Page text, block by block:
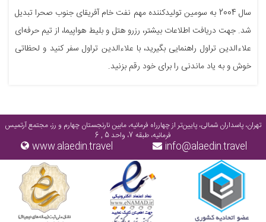
سال 2004 به سومین تولید‌کننده مهم نفت خام آفریقای جنوب صحرا تبدیل
شد. جهت دریافت اطلاعات بیشتر، رزرو هتل و بلیط هواپیما، از تیم حرفه‌ای
علاءالدین تراول راهنمایی بگیرید، با علاءالدین تراول سفر کنید و لحظاتی
خوش و به یاد ماندنی را برای خود رقم بزنید.
تهران، پاسداران شمالی، پایین‌تر از چهارراه فرمانیه، مابین نارنجستان چهارم و رز، مجتمع آرتمیس
فرمانیه، طبقه 7، واحد 5 , 6
info@alaedin.travel
www.alaedin.travel